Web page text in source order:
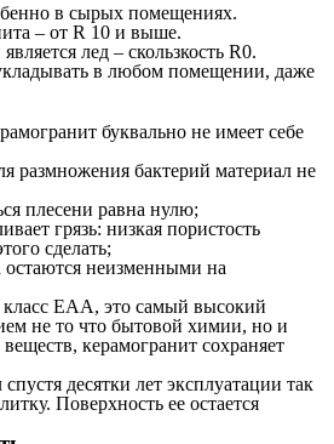
в сырых помещениях.
– от R 10 и выше.
лед – скользкость R0.
в любом помещении, даже
буквально не имеет себе
размножения бактерий материал не
плесени равна нулю;
грязь: низкая пористость
сделать;
остаются неизменными на
класс EAA, это самый высокий
не то что бытовой химии, но и
керамогранит сохраняет
десятки лет эксплуатации так
Поверхность ее остается